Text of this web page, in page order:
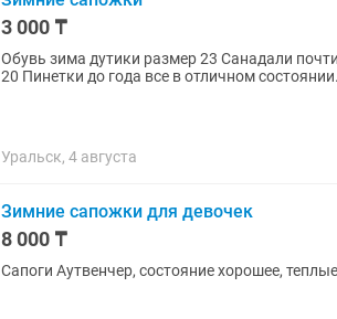
3 000 ₸
Обувь зима дутики размер 23 Санадали
20 Пинетки до года все в отличном
Уральск, 4 августа
Зимние сапожки для девочек
8 000 ₸
Сапоги Аутвенчер, состояние хорошее,